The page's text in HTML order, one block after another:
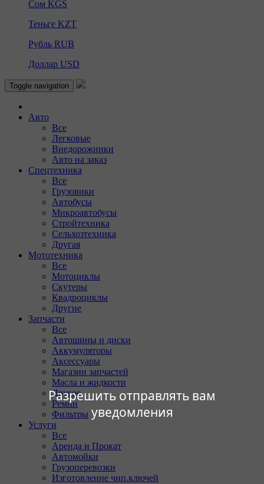
Разрешить отправлять вам
уведомления
Сом KGS
Теньге KZT
Рубль RUB
Доллар USD
Toggle navigation
Авто
Все
Легковые
Внедорожники
Авто на заказ
Спецтехника
Все
Грузовики
Автобусы
Микроавтобусы
Стройтехника
Сельхозтехника
Другая
Мототехника
Все
Мотоциклы
Скутеры
Квадроциклы
Другие
Запчасти
Все
Автошины и диски
Аккумуляторы
Аксессуары
Магазин запчастей
Масла и жидкости
Другое
Ремни
Фильтры
Услуги
Все
Аренда и Прокат
Автомойки
Грузоперевозки
Изготовление чип.ключей